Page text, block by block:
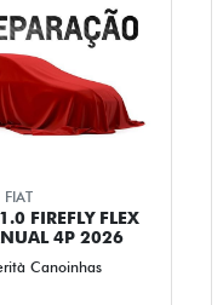
FIAT
FIREFLY FLEX
4P 2026
Canoinhas